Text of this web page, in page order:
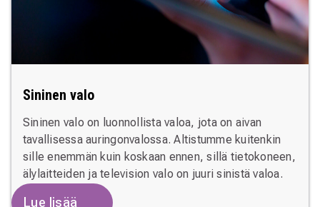
Sininen valo
Sininen valo on luonnollista valoa, jota on aivan
tavallisessa auringonvalossa. Altistumme kuitenkin
sille enemmän kuin koskaan ennen, sillä tietokoneen,
älylaitteiden ja television valo on juuri sinistä valoa.
Lue lisää